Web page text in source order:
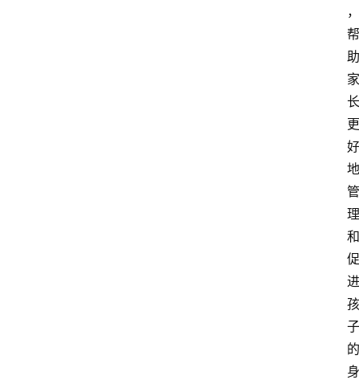
，
帮
助
家
长
更
好
地
管
理
和
促
进
孩
子
的
身